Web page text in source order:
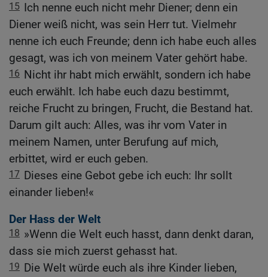
15 Ich nenne euch nicht mehr Diener; denn ein
Diener weiß nicht, was sein Herr tut. Vielmehr
nenne ich euch Freunde; denn ich habe euch alles
gesagt, was ich von meinem Vater gehört habe.
16 Nicht ihr habt mich erwählt, sondern ich habe
euch erwählt. Ich habe euch dazu bestimmt,
reiche Frucht zu bringen, Frucht, die Bestand hat.
Darum gilt auch: Alles, was ihr vom Vater in
meinem Namen, unter Berufung auf mich,
erbittet, wird er euch geben.
17 Dieses eine Gebot gebe ich euch: Ihr sollt
einander lieben!«
Der Hass der Welt
18 »Wenn die Welt euch hasst, dann denkt daran,
dass sie mich zuerst gehasst hat.
19 Die Welt würde euch als ihre Kinder lieben,